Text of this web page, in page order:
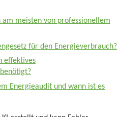
meisten von professionellem
für den Energieverbrauch?
effektives
Energieaudit und wann ist es